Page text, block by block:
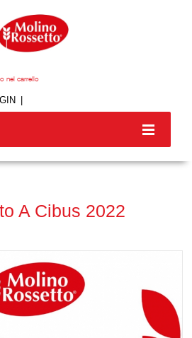
nel carrello
A Cibus 2022